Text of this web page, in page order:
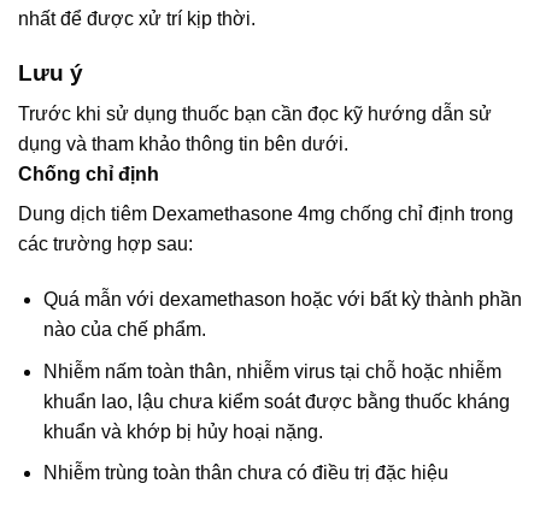
nhất để được xử trí kịp thời.
Lưu ý
Trước khi sử dụng thuốc bạn cần đọc kỹ hướng dẫn sử
dụng và tham khảo thông tin bên dưới.
Chống chỉ định
Dung dịch tiêm Dexamethasone 4mg chống chỉ định trong
các trường hợp sau:
Quá mẫn với dexamethason hoặc với bất kỳ thành phần
nào của chế phẩm.
Nhiễm nấm toàn thân, nhiễm virus tại chỗ hoặc nhiễm
khuẩn lao, lậu chưa kiểm soát được bằng thuốc kháng
khuẩn và khớp bị hủy hoại nặng.
Nhiễm trùng toàn thân chưa có điều trị đặc hiệu